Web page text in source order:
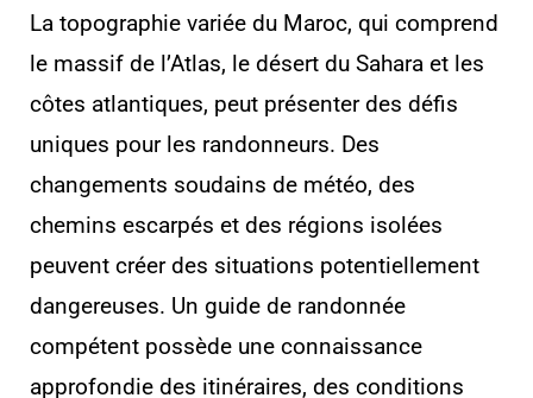
La topographie variée du Maroc, qui comprend
le massif de l’Atlas, le désert du Sahara et les
côtes atlantiques, peut présenter des défis
uniques pour les randonneurs. Des
changements soudains de météo, des
chemins escarpés et des régions isolées
peuvent créer des situations potentiellement
dangereuses. Un guide de randonnée
compétent possède une connaissance
approfondie des itinéraires, des conditions